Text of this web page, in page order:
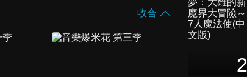
收合
2